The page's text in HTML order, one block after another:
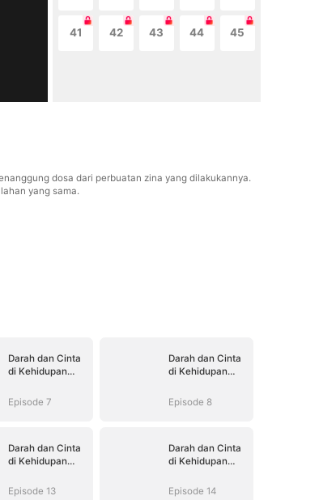
41 42 43 44 45
dosa dari perbuatan zina yang dilakukannya.
yang sama.
Darah dan Cinta
di Kehidupan
Episode 7
Darah dan Cinta
di Kehidupan
Episode 8
Darah dan Cinta
di Kehidupan
Episode 13
Darah dan Cinta
di Kehidupan
Episode 14